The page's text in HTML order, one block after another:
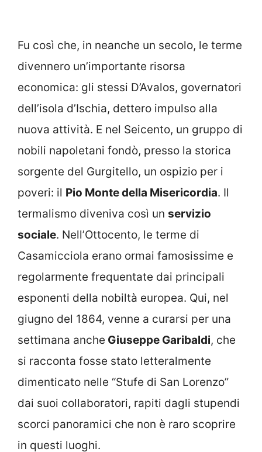
Fu così che, in neanche un secolo, le terme
divennero un’importante risorsa
economica: gli stessi D’Avalos, governatori
dell’isola d’Ischia, dettero impulso alla
nuova attività. E nel Seicento, un gruppo di
nobili napoletani fondò, presso la storica
sorgente del Gurgitello, un ospizio per i
poveri: il Pio Monte della Misericordia. Il
termalismo diveniva così un servizio
sociale. Nell’Ottocento, le terme di
Casamicciola erano ormai famosissime e
regolarmente frequentate dai principali
esponenti della nobiltà europea. Qui, nel
giugno del 1864, venne a curarsi per una
settimana anche Giuseppe Garibaldi, che
si racconta fosse stato letteralmente
dimenticato nelle “Stufe di San Lorenzo”
dai suoi collaboratori, rapiti dagli stupendi
scorci panoramici che non è raro scoprire
in questi luoghi.